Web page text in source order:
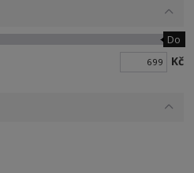
Do
Kč